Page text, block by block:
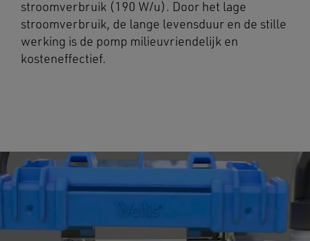
stroomverbruik (190 W/u). Door het lage
stroomverbruik, de lange levensduur en de stille
werking is de pomp milieuvriendelijk en
kosteneffectief.